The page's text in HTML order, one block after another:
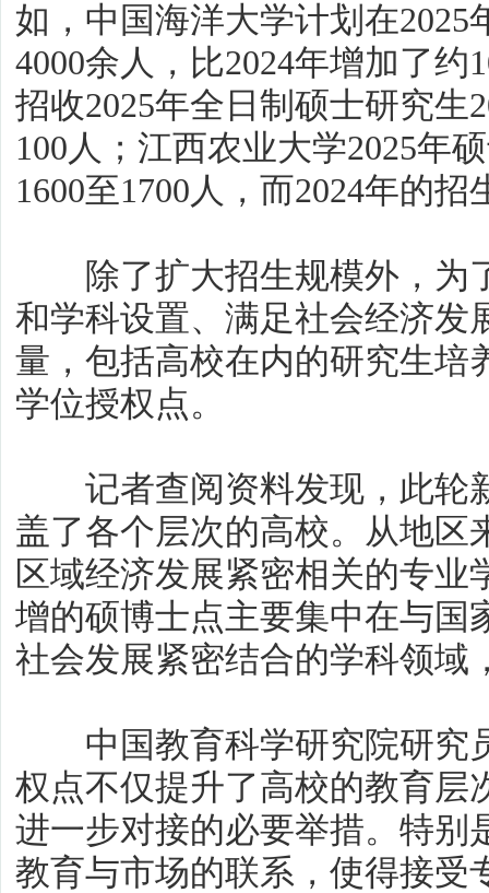
如，中国海洋大学计划在2025
4000余人，比2024年增加了
招收2025年全日制硕士研究生
100人；江西农业大学2025年
1600至1700人，而2024年的招
除了扩大招生规模外，为
和学科设置、满足社会经济发
量，包括高校在内的研究生培
学位授权点。
记者查阅资料发现，此轮
盖了各个层次的高校。从地区
区域经济发展紧密相关的专
增的硕博士点主要集中在与国
社会发展紧密结合的学科领域
中国教育科学研究院研究
权点不仅提升了高校的教育层
进一步对接的必要举措。特别
教育与市场的联系，使得接受